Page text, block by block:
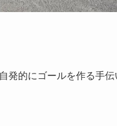
的にゴールを作る手